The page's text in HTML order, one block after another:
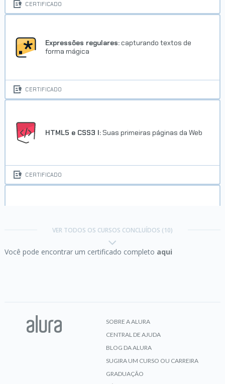
CERTIFICADO
Expressões regulares: capturando textos de
forma mágica
CERTIFICADO
HTML5 e CSS3 I: Suas primeiras páginas da Web
CERTIFICADO
VER TODOS OS CURSOS CONCLUÍDOS (10)
Você pode encontrar um certificado completo aqui
SOBRE A ALURA
CENTRAL DE AJUDA
BLOG DA ALURA
SUGIRA UM CURSO OU CARREIRA
GRADUAÇÃO